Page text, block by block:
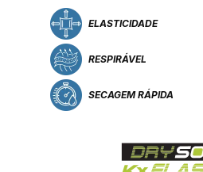
ELASTICIDADE
RESPIRÁVEL
SECAGEM RÁPIDA